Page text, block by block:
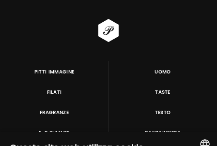
PITTI IMMAGINE UOMO
FILATI TASTE
FRAGRANZE TESTO
E-P SUMMIT DANZAINFIERA